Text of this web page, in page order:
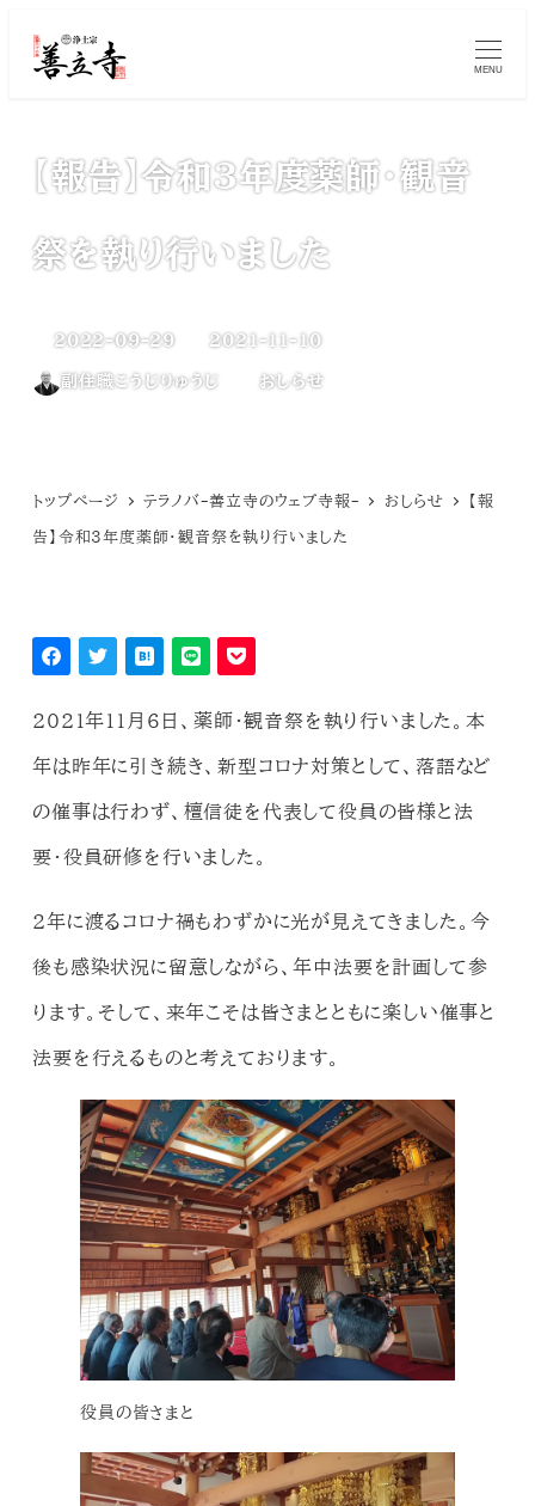
MENU
【報告】令和3年度薬師・観音
祭を執り行いました
2022-09-29
2021-11-10
著
副住職こうじりゅうじ カテゴリー
おしらせ
トップページ テラノバ-善立寺のウェブ寺報- おしらせ 【報
告】令和3年度薬師・観音祭を執り行いました
2021年11月6日、薬師・観音祭を執り行いました。本
年は昨年に引き続き、新型コロナ対策として、落語など
の催事は行わず、檀信徒を代表して役員の皆様と法
要・役員研修を行いました。
2年に渡るコロナ禍もわずかに光が見えてきました。今
後も感染状況に留意しながら、年中法要を計画して参
ります。そして、来年こそは皆さまとともに楽しい催事と
法要を行えるものと考えております。
役員の皆さまと